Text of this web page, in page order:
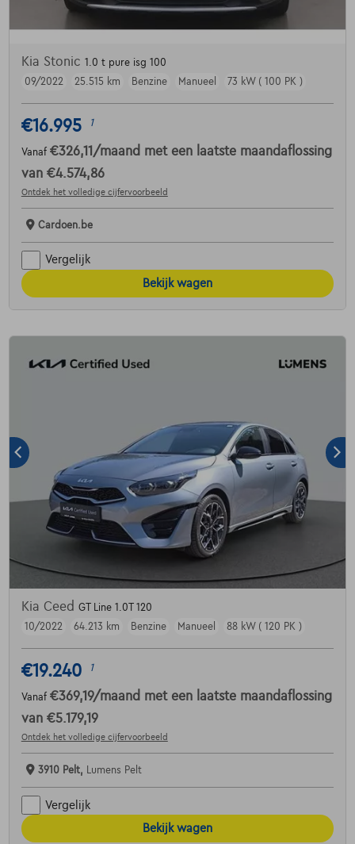
Kia Stonic 1.0 t pure isg 100
09/2022
25.515 km Benzine Manueel 73 kW ( 100 PK )
€16.995 1
Vanaf €326,11 /maand met een laatste maandaflossing
van €4.574,86
Ontdek het volledige cijfervoorbeeld
Cardoen.be
Vergelijk
Bekijk wagen
Kia Ceed GT Line 1.0T 120
10/2022
64.213 km Benzine Manueel 88 kW ( 120 PK )
€19.240 1
Vanaf €369,19/maand met een laatste maandaflossing
van €5.179,19
Ontdek het volledige cijfervoorbeeld
3910 Pelt, Lumens Pelt
Vergelijk
Bekijk wagen